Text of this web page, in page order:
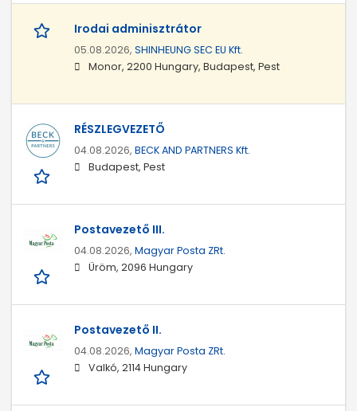
Irodai adminisztrátor
05.08.2026, SHINHEUNG SEC EU Kft.
Monor, 2200 Hungary, Budapest, Pest
RÉSZLEGVEZETŐ
04.08.2026, BECK AND PARTNERS Kft.
Budapest, Pest
Postavezető III.
04.08.2026, Magyar Posta ZRt.
Üröm, 2096 Hungary
Postavezető II.
04.08.2026, Magyar Posta ZRt.
Valkó, 2114 Hungary